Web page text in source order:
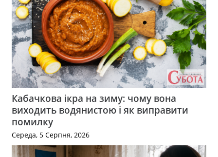
Кабачкова ікра на зиму: чому вона
виходить водянистою і як виправити
помилку
Середа, 5 Серпня, 2026